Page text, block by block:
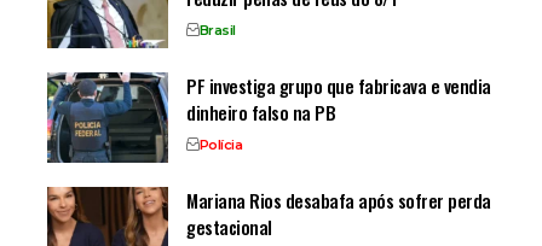
Brasil
PF investiga grupo que fabricava e vendia
dinheiro falso na PB
Polícia
Mariana Rios desabafa após sofrer perda
gestacional